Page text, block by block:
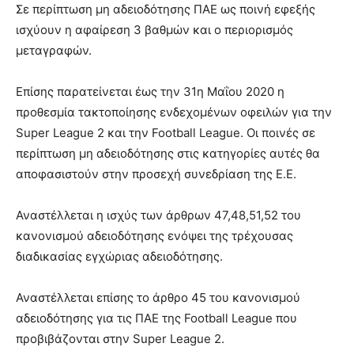
Σε περίπτωση μη αδειοδότησης ΠΑΕ ως ποινή εφεξής
ισχύουν η αφαίρεση 3 βαθμών και ο περιορισμός
μεταγραφών.
Επίσης παρατείνεται έως την 31η Μαΐου 2020 η
προθεσμία τακτοποίησης ενδεχομένων οφειλών για την
Super League 2 και την Football League. Οι ποινές σε
περίπτωση μη αδειοδότησης στις κατηγορίες αυτές θα
αποφασιστούν στην προσεχή συνεδρίαση της Ε.Ε.
Αναστέλλεται η ισχύς των άρθρων 47,48,51,52 του
κανονισμού αδειοδότησης ενόψει της τρέχουσας
διαδικασίας εγχώριας αδειοδότησης.
Αναστέλλεται επίσης το άρθρο 45 του κανονισμού
αδειοδότησης για τις ΠΑΕ της Football League που
προβιβάζονται στην Super League 2.